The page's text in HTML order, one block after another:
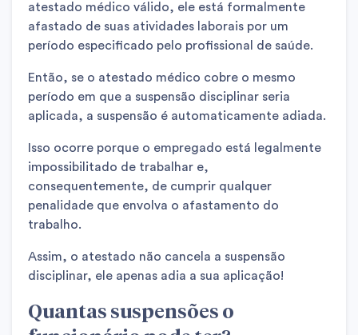
atestado médico válido, ele está formalmente
afastado de suas atividades laborais por um
período especificado pelo profissional de saúde.
Então, se o atestado médico cobre o mesmo
período em que a suspensão disciplinar seria
aplicada, a suspensão é automaticamente adiada.
Isso ocorre porque o empregado está legalmente
impossibilitado de trabalhar e,
consequentemente, de cumprir qualquer
penalidade que envolva o afastamento do
trabalho.
Assim, o atestado não cancela a suspensão
disciplinar, ele apenas adia a sua aplicação!
Quantas suspensões o